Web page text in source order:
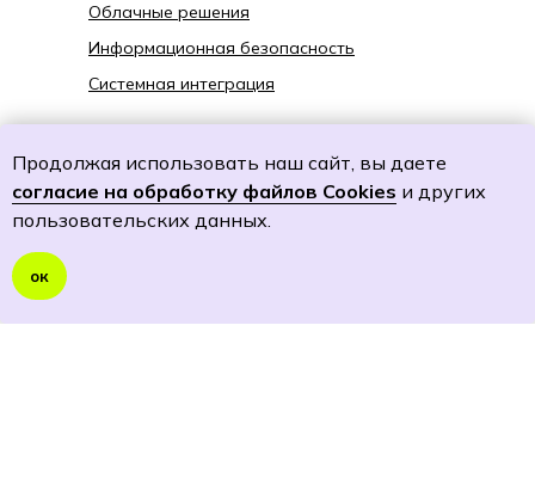
18+ © 2025. ООО «Телеком Биржа»
Разработка сайта —LOVEMEDO
Облачные решения
Информационная безопасность
Системная интеграция
Продолжая использовать наш сайт, вы даете
согласие на обработку файлов Cookies и других
пользовательских данных.
ок